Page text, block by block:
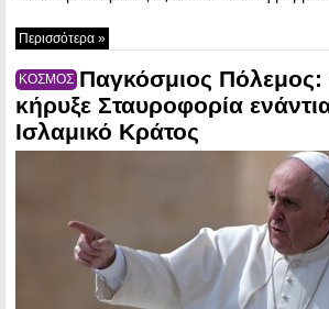
Περισσότερα »
ΚΟΣΜΟΣ Παγκόσμιος Πόλεμος:
κήρυξε Σταυροφορία
Ισλαμικό Κράτος